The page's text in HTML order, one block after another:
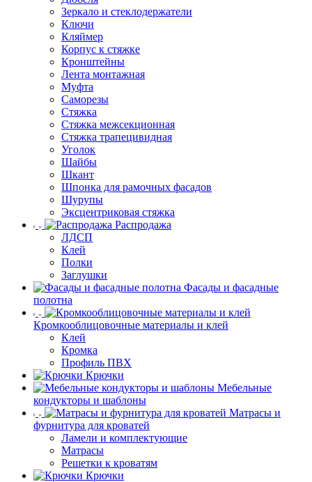
Зеркало и стеклодержатели
Ключи
Кляймер
Корпус к стяжке
Кронштейны
Лента монтажная
Муфта
Саморезы
Стяжка
Стяжка межсекционная
Стяжка трапецивидная
Уголок
Шайбы
Шкант
Шпонка для рамочных фасадов
Шурупы
Эксцентриковая стяжка
Распродажа
ЛДСП
Клей
Полки
Заглушки
Фасады и фасадные
полотна
Кромкооблицовочные материалы и клей
Клей
Кромка
Профиль ПВХ
Крючки
Мебельные
кондукторы и шаблоны
Матрасы и
фурнитура для кроватей
Ламели и комплектующие
Матрасы
Решетки к кроватям
Крючки